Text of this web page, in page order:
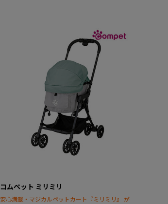
コムペット ミリミリ
安心満載・マジカルペットカート『ミリミリ』 が